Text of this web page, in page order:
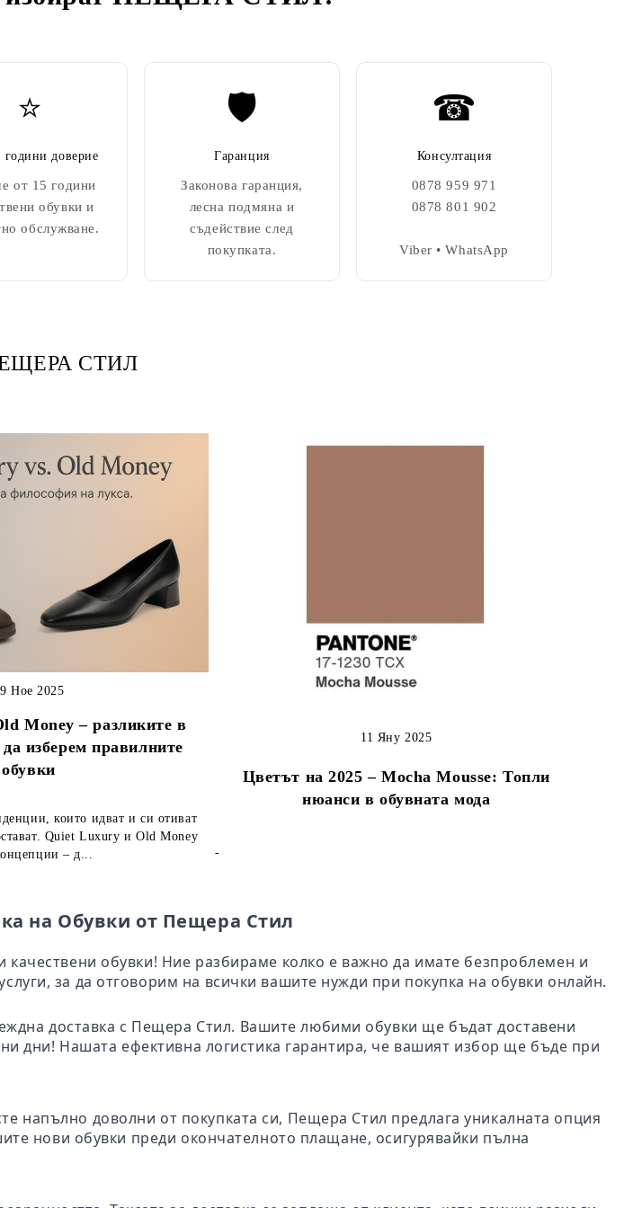
⭐
години доверие
от 15 години
обувки и
обслужване.
🛡️
Гаранция
Законова гаранция,
лесна подмяна и
съдействие след
покупката.
☎
Консултация
0878 959 971
0878 801 902
Viber • WhatsApp
СТИЛ
Money – разликите в
изберем правилните
обувки
Ное 2025
които идват и си отиват
Quiet Luxury и Old Money
– д...
Цветът на 2025 – Mocha Mousse: Топли
нюанси в обувната мода
11 Яну 2025
-
на Обувки от Пещера Стил
обувки! Ние разбираме колко е важно да имате безпроблемен и
за да отговорим на всички вашите нужди при покупка на обувки онлайн.
доставка с Пещера Стил. Вашите любими обувки ще бъдат доставени
дни! Нашата ефективна логистика гарантира, че вашият избор ще бъде при
напълно доволни от покупката си, Пещера Стил предлага уникалната опция
нови обувки преди окончателното плащане, осигурявайки пълна